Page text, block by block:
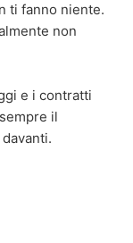
ti fanno niente.
non
e i contratti
il